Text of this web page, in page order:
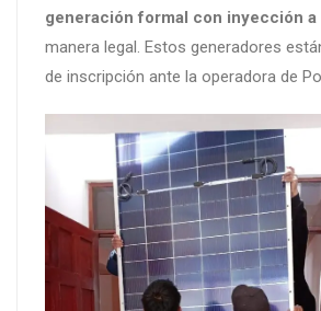
generación formal con inyección a
manera legal. Estos generadores
de inscripción ante la operadora de